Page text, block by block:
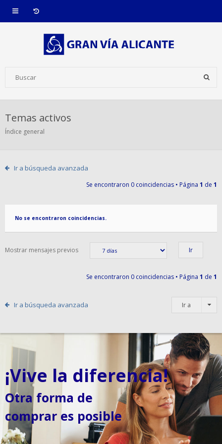
Temas activos
Índice general
Ir a búsqueda avanzada
Se encontraron 0 coincidencias • Página 1 de 1
No se encontraron coincidencias.
Mostrar mensajes previos
Se encontraron 0 coincidencias • Página 1 de 1
Ir a búsqueda avanzada Ir a
¡Vive la diferencia!
Otra forma de
comprar es posible